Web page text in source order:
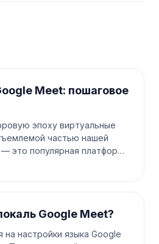
Meet: пошаговое
эпоху виртуальные
частью нашей
это популярная платформа
Google Meet?
на настройки языка Google